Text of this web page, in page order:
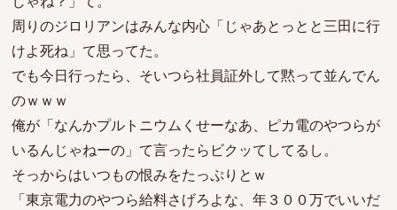
周りのジロリアンはみんな内心「じゃあとっとと三田に行
けよ死ね」て思ってた。
でも今日行ったら、そいつら社員証外して黙って並んでん
のｗｗｗ
俺が「なんかプルトニウムくせーなあ、ピカ電のやつらが
いるんじゃねーの」て言ったらビクッてしてるし。
そっからはいつもの恨みをたっぷりとｗ
「東京電力のやつら給料さげろよな、年３００万でいいだ